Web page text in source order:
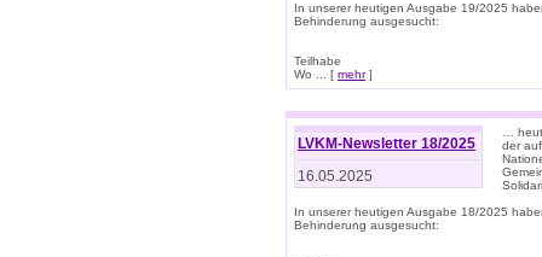
In unserer heutigen Ausgabe 19/2025
Behinderung ausgesucht:
Teilhabe
Wo ... [ mehr]
LVKM-Newsletter 18/2025
16.05.2025
…
der
In unserer heutigen Ausgabe 18/2025
Behinderung ausgesucht: